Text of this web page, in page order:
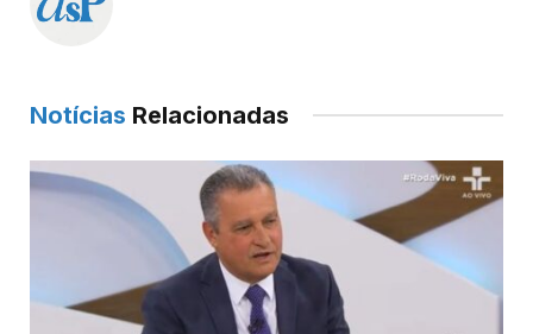
Notícias Relacionadas